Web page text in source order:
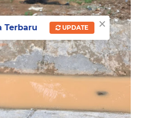
×
Terbaru UPDATE